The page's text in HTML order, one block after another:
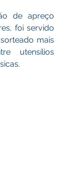
de apreço
foi servido
mais
utensílios